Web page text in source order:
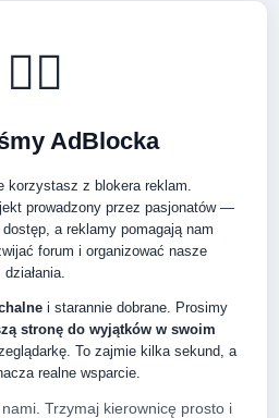
🚴‍♂️
AdBlocka
korzystasz z blokera reklam.
prowadzony przez pasjonatów —
a reklamy pomagają nam
forum i organizować nasze
działania.
i starannie dobrane. Prosimy
stronę do wyjątków w swoim
To zajmie kilka sekund, a
realne wsparcie.
Trzymaj kierownicę prosto i